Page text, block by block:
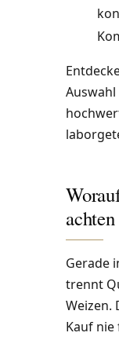
Auswahl
Gerade
trennt
Weizen.
Kauf nie